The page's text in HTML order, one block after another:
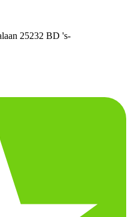
25232 BD 's-